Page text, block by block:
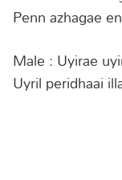
Penn azhagae
Male : Uyirae
Uyril peridhaai